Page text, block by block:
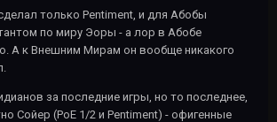
только Pentiment, и для Абобы
по миру Эоры - а лор в Абобе
А к Внешним Мирам он вообще никакого
за последние игры, но то последнее,
Сойер (PoE 1/2 и Pentiment) - офигенные